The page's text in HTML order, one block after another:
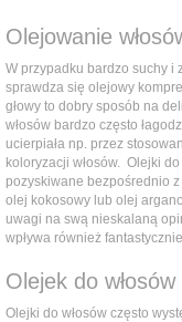
Olejowanie
W przypadku bardzo suchy i
sprawdza się olejowy
głowy to dobry sposób na
włosów bardzo często
ucierpiała np. przez
koloryzacji włosów. Olejki
pozyskiwane bezpośrednio
olej kokosowy lub olej
uwagi na swą nieskalaną
wpływa również
Olejek do
Olejki do włosów często